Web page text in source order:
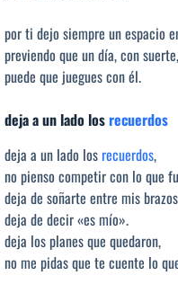
por ti dejo siempre un espacio
previendo que un día, con suerte,
puede que juegues con él.
deja a un lado losrecuerdos
deja a un lado los recuerdos,
no pienso competir con lo que
deja de soñarte entre mis
deja de decir «es mío».
deja los planes que quedaron,
no me pidas que te cuente lo